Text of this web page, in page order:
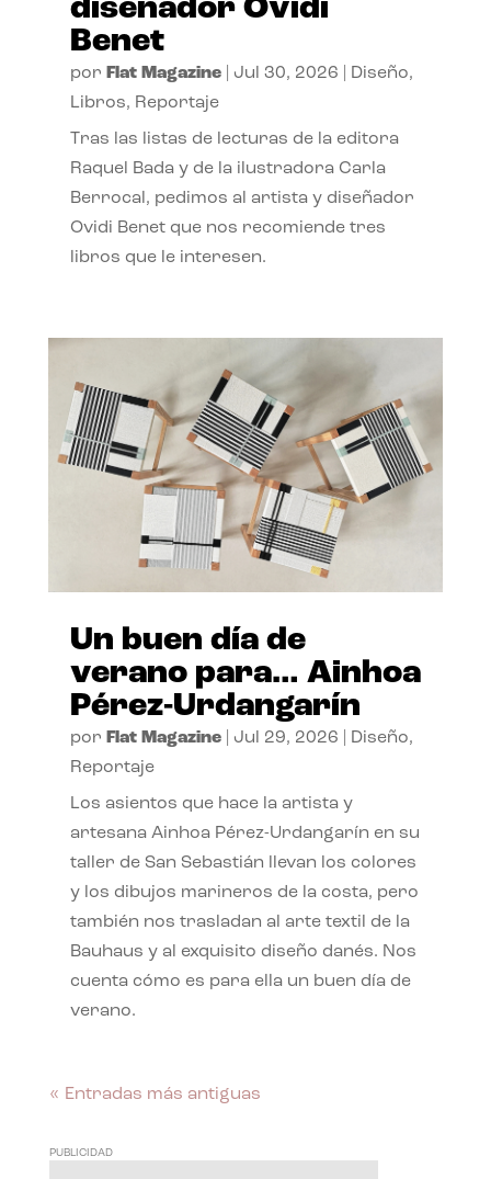
diseñador Ovidi
Benet
por Flat Magazine| Jul 30, 2026 Diseño,
Libros, Reportaje
Tras las listas de lecturas de la editora
Raquel Bada y de la ilustradora Carla
Berrocal, pedimos al artista y diseñador
Ovidi Benet que nos recomiende tres
libros que le interesen.
Un buen día de
verano para… Ainhoa
Pérez-Urdangarín
por Flat Magazine| Jul 29, 2026 Diseño,
Reportaje
Los asientos que hace la artista y
artesana Ainhoa Pérez-Urdangarín en su
taller de San Sebastián llevan los colores
y los dibujos marineros de la costa, pero
también nos trasladan al arte textil de la
Bauhaus y al exquisito diseño danés. Nos
cuenta cómo es para ella un buen día de
verano.
« Entradas más antiguas
PUBLICIDAD